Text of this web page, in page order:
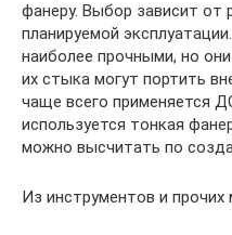
фанеру. Выбор зависит от
планируемой
наиболее прочными, но
их стыка могут портить
чаще всего применяется
используется тонкая
можно высчитать по
Из инструментов и